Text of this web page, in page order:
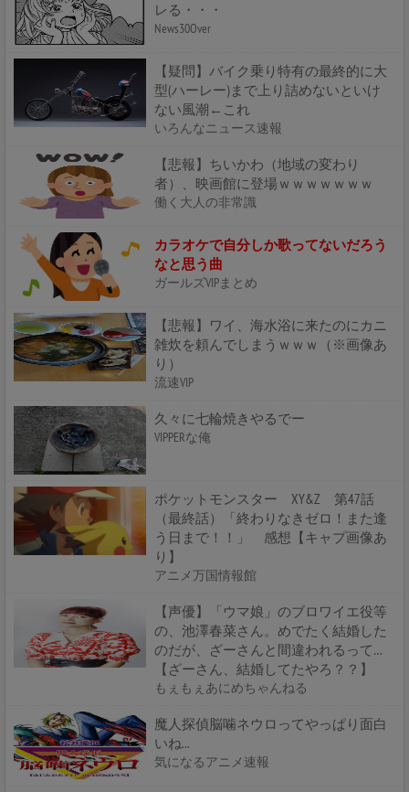
レる・・・
News30Over
【疑問】バイク乗り特有の最終的に大
型(ハーレー)まで上り詰めないといけ
ない風潮←これ
いろんなニュース速報
【悲報】ちいかわ（地域の変わり
者）、映画館に登場ｗｗｗｗｗｗｗ
働く大人の非常識
カラオケで自分しか歌ってないだろう
なと思う曲
ガールズVIPまとめ
【悲報】ワイ、海水浴に来たのにカニ
雑炊を頼んでしまうｗｗｗ（※画像あ
り）
流速VIP
久々に七輪焼きやるでー
VIPPERな俺
ポケットモンスター XY&Z 第47話
（最終話）「終わりなきゼロ！また逢
う日まで！！」 感想【キャプ画像あ
り】
アニメ万国情報館
【声優】「ウマ娘」のブロワイエ役等
の、池澤春菜さん。めでたく結婚した
のだが、ざーさんと間違われるって…
【ざーさん、結婚してたやろ？？】
もぇもぇあにめちゃんねる
魔人探偵脳噛ネウロってやっぱり面白
いね...
気になるアニメ速報